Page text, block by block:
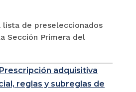
de preseleccionados
Sección Primera del
adquisitiva
reglas y subreglas de